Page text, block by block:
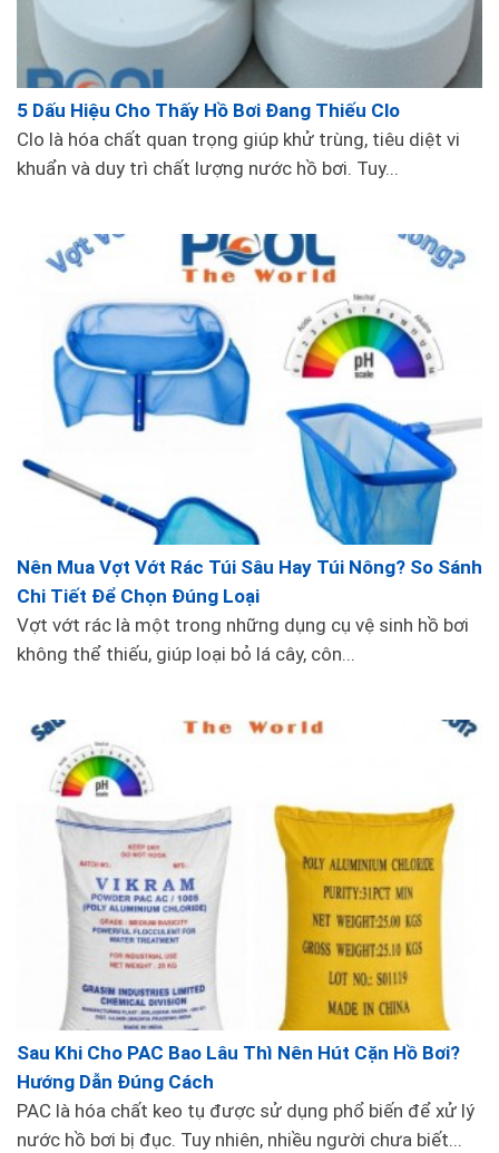
Cải thiện trải nghiệm người dùng
Một hồ bơi sạch sẽ với chất lượng nước tốt sẽ
mang lại trải nghiệm tốt hơn cho người sử dụng.
Máy hút đáy góp phần tạo ra môi trường an toàn
và thoải mái cho người bơi lội, từ đó khuyến khích
3. Những lưu ý khi sử dụng bàn hút đáy
Chọn bàn hút đáy phù hợp
hút đáy hiện nay có nhiều kích thước và
kiểu dáng khác nhau, vì vậy cần lựa chọn
bàn hút phù hợp với kích thước và đặc
điểm của hồ bơi để đạt hiệu quả tốt nhất.
Kiểm tra thường xuyên : Để đảm bảo bàn
hút đáy hoạt động hiệu quả, người sử
dụng cần kiểm tra thường xuyên, làm sạch
các bộ phận của bàn hút và hệ thống lọc.
Vận hành đúng cách: Việc sử dụng bàn
hút đáy cần đúng cách, không nên để bàn
5 Dấu Hiệu Cho Thấy Hồ Bơi Đang Thiếu Clo
Clo là hóa chất quan trọng giúp khử trùng, tiêu diệt vi
khuẩn và duy trì chất lượng nước hồ bơi. Tuy...
Nên Mua Vợt Vớt Rác Túi Sâu Hay Túi Nông? So Sánh
Chi Tiết Để Chọn Đúng Loại
Vợt vớt rác là một trong những dụng cụ vệ sinh hồ bơi
không thể thiếu, giúp loại bỏ lá cây, côn...
Sau Khi Cho PAC Bao Lâu Thì Nên Hút Cặn Hồ Bơi?
Hướng Dẫn Đúng Cách
PAC là hóa chất keo tụ được sử dụng phổ biến để xử lý
nước hồ bơi bị đục. Tuy nhiên, nhiều người chưa biết...